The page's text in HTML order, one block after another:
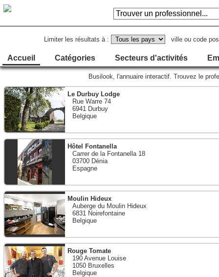
Limiter les résultats à : ville ou code
Accueil Catégories Secteurs d'activités
Busilook, l'annuaire interactif. Trouvez le
Le Durbuy Lodge
Rue Warre 74
6941 Durbuy
Belgique
Hôtel Fontanella
Carrer de la Fontanella 18
03700 Dénia
Espagne
Moulin Hideux
Auberge du Moulin Hideux
6831 Noirefontaine
Belgique
Rouge Tomate
190 Avenue Louise
1050 Bruxelles
Belgique